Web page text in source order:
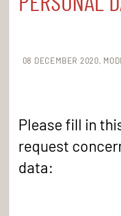
08 DECEMBER 2020
Please fill in
request
data: